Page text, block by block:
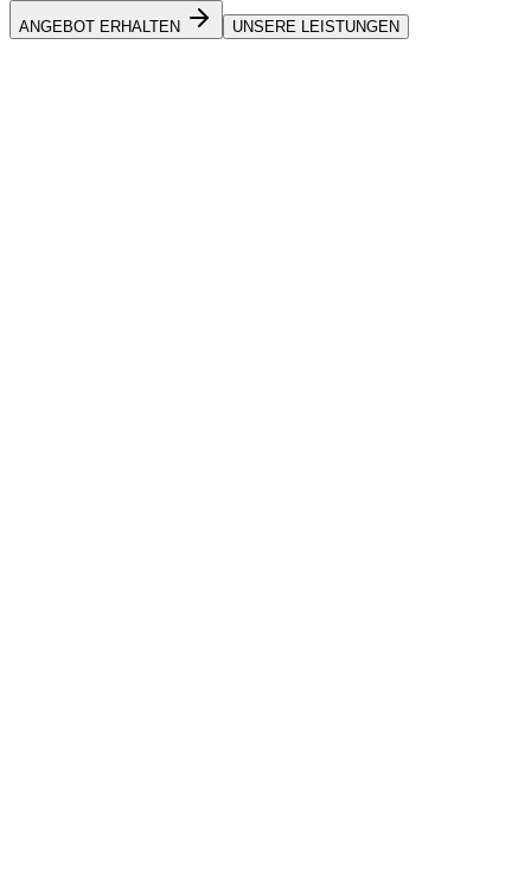
ANGEBOT ERHALTEN UNSERE LEISTUNGEN